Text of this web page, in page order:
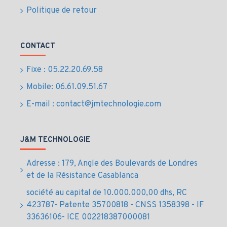
Usage cible :PC professionnels, stations de
Usages
professionnels du
disque dur SSD 1TB
NVMe au Maroc
Optimisation des postes de travail professionnels
Applications métiers exigeantes et multitâches
Traitement rapide de fichiers volumineux
Migration depuis un SSD SATA ou un disque dur
classique
Modernisation de parcs informatiques NVMe
Politique de retour
CONTACT
Fixe : 05.22.20.69.58
Mobile: 06.61.09.51.67
E-mail : contact@jmtechnologie.com
J&M TECHNOLOGIE
Adresse : 179, Angle des Boulevards de Londres
et de la Résistance Casablanca
société au capital de 10.000.000,00 dhs, RC
423787- Patente 35700818 - CNSS 1358398 - IF
33636106- ICE 002218387000081